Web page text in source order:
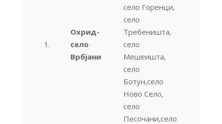
1.
Охрид-
село
Врбјани
село Горенци,
село
Требеништа,
село
Мешеишта,
село
Ботун,село
Ново Село,
село
Песочани,село